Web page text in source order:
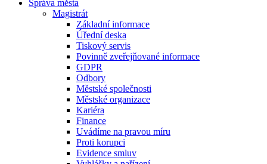
Správa města
Magistrát
Základní informace
Úřední deska
Tiskový servis
Povinně zveřejňované informace
GDPR
Odbory
Městské společnosti
Městské organizace
Kariéra
Finance
Uvádíme na pravou míru
Proti korupci
Evidence smluv